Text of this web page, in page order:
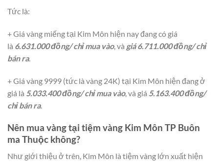
Tức là:
+ Giá vàng miếng tại Kim Môn hiện nay đang có giá
là 6.631.000 đồng/ chỉ mua vào, và giá 6.711.000 đồng/ chỉ
bán ra.
+ Giá vàng 9999 (tức là vàng 24K) tại Kim Môn hiện đang ở
giá là 5.033.400 đồng/ chỉ mua vào, và giá 5.163.400 đồng/
chỉ bán ra.
Nên mua vàng tại tiệm vàng Kim Môn TP Buôn
ma Thuộc không?
Như giới thiệu ở trên, Kim Môn là tiệm vàng lớn xuất hiện